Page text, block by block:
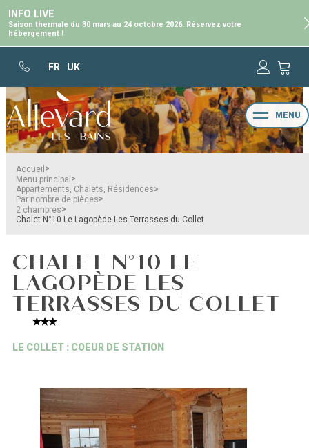
INFO LIVE
Saison thermale du 30 mars au 24 octobre 2026. Réservez votre
hébergement !
FR UK
MENU
Accueil >
Menu principal >
Appartements, Chalets, Résidences>
Par nombre de pièces>
2 chambres>
Chalet N°10 Le Lagopède Les Terrasses du Collet
CHALET N°10 LE
LAGOPÈDE LES
TERRASSES DU COLLET
LE COLLET : COEUR DE STATION